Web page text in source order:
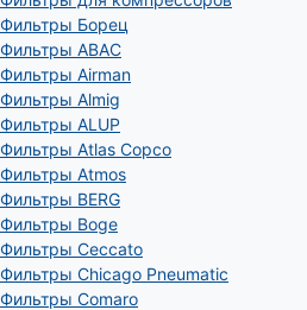
Фильтры Борец
Фильтры ABAC
Фильтры Airman
Фильтры Almig
Фильтры ALUP
Фильтры Atlas Copco
Фильтры Atmos
Фильтры BERG
Фильтры Boge
Фильтры Ceccato
Фильтры Chicago Pneumatic
Фильтры Comaro